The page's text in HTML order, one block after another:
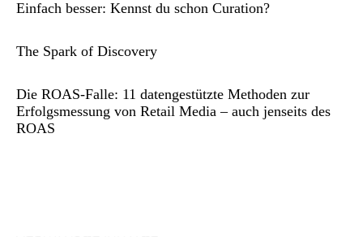
Einfach besser: Kennst du schon Curation?
The Spark of Discovery
Die ROAS-Falle: 11 datengestützte Methoden zur
Erfolgsmessung von Retail Media – auch jenseits des
ROAS